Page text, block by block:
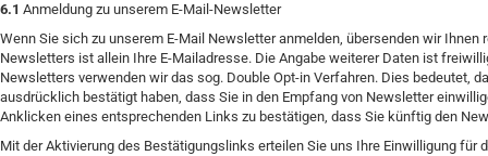
6.1 Anmeldung zu unserem E-Mail-Newsletter
Wenn Sie sich zu unserem E-Mail Newsletter anmelden, übersenden wir
Newsletters ist allein Ihre E-Mailadresse. Die Angabe weiterer Daten ist
Newsletters verwenden wir das sog. Double Opt-in Verfahren. Dies bedeutet,
ausdrücklich bestätigt haben, dass Sie in den Empfang von Newsletter
Anklicken eines entsprechenden Links zu bestätigen, dass Sie künftig den
Mit der Aktivierung des Bestätigungslinks erteilen Sie uns Ihre Einwilligung für